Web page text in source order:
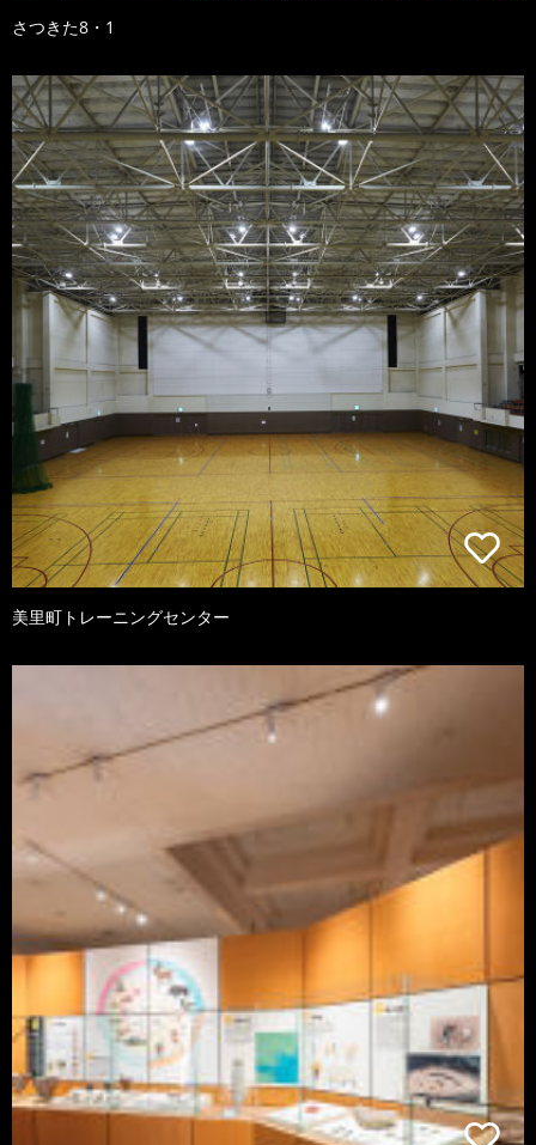
さつきた8・1
美里町トレーニングセンター